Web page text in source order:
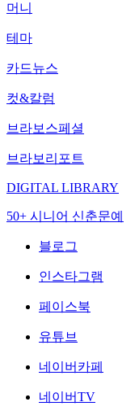
머니
테마
카드뉴스
컷&칼럼
브라보스페셜
브라보리포트
DIGITAL LIBRARY
50+ 시니어 신춘문예
블로그
인스타그램
페이스북
유튜브
네이버카페
네이버TV